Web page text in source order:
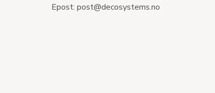
Epost: post@decosystems.no